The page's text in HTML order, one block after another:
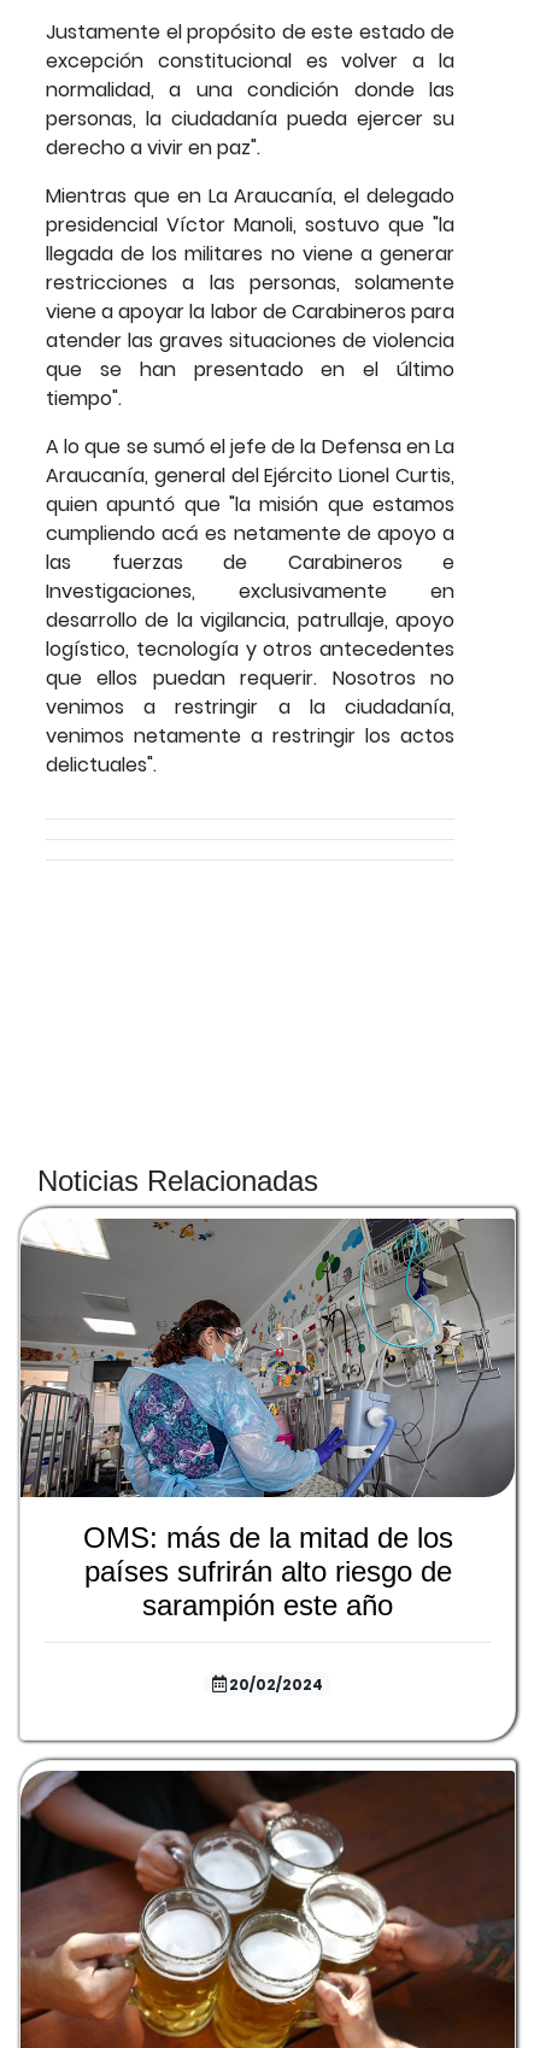
Justamente el propósito de este estado de
excepción constitucional es volver a la
normalidad, a una condición donde las
personas, la ciudadanía pueda ejercer su
derecho a vivir en paz".
Mientras que en La Araucanía, el delegado
presidencial Víctor Manoli, sostuvo que "la
llegada de los militares no viene a generar
restricciones a las personas, solamente
viene a apoyar la labor de Carabineros para
atender las graves situaciones de violencia
que se han presentado en el último
tiempo".
A lo que se sumó el jefe de la Defensa en La
Araucanía, general del Ejército Lionel Curtis,
quien apuntó que "la misión que estamos
cumpliendo acá es netamente de apoyo a
las fuerzas de Carabineros e
Investigaciones, exclusivamente en
desarrollo de la vigilancia, patrullaje, apoyo
logístico, tecnología y otros antecedentes
que ellos puedan requerir. Nosotros no
venimos a restringir a la ciudadanía,
venimos netamente a restringir los actos
delictuales".
Noticias Relacionadas
OMS: más de la mitad de los
países sufrirán alto riesgo de
sarampión este año
20/02/2024